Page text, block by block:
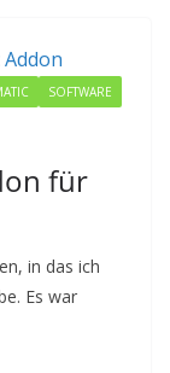
SOFTWARE
für
in das ich
Es war